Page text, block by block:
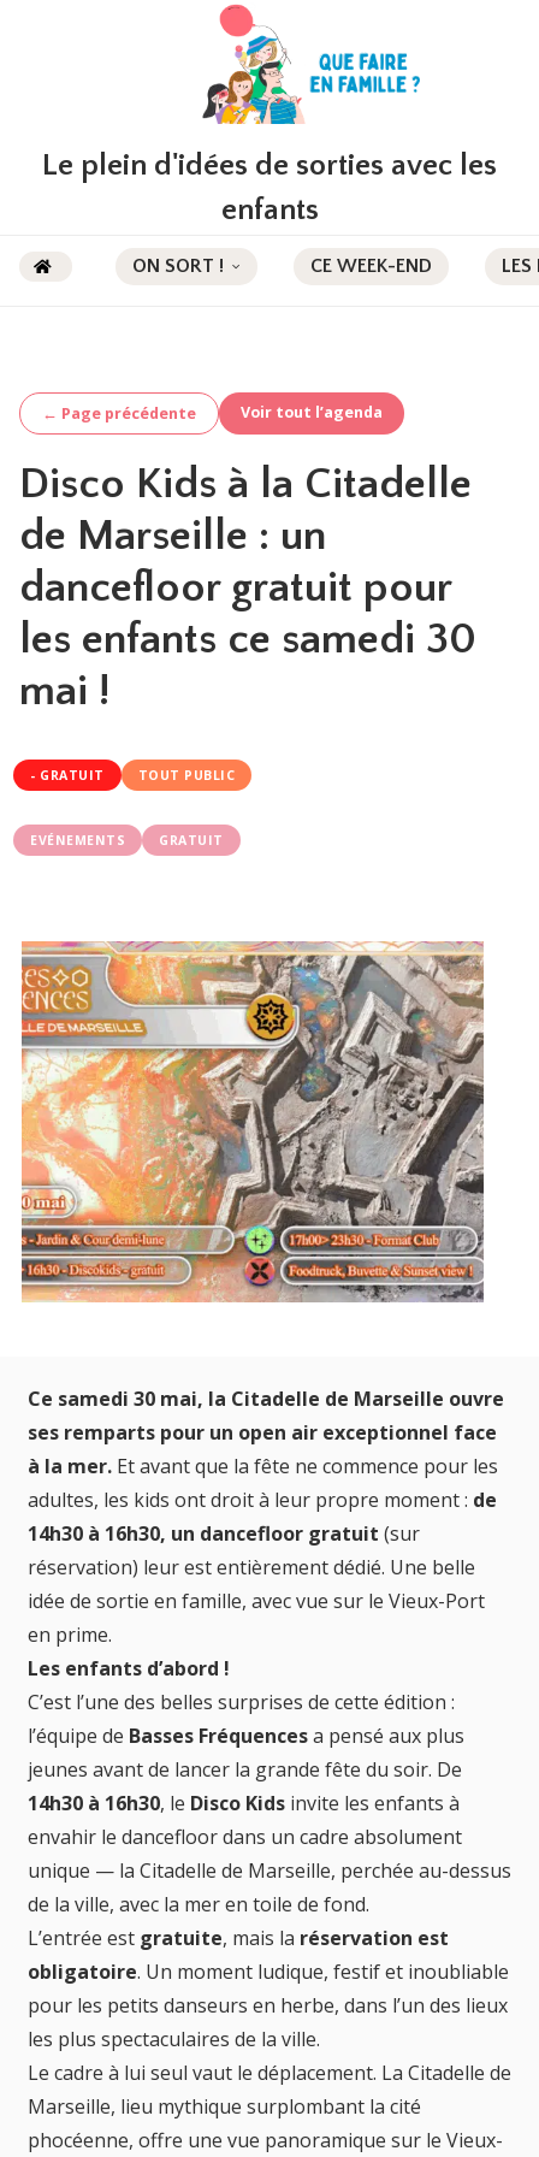
Le plein d'idées de sorties avec les
enfants
ON SORT ! CE WEEK-END LES
← Page précédente Voir tout l’agenda
Disco Kids à la Citadelle
de Marseille : un
dancefloor gratuit pour
les enfants ce samedi 30
mai !
- GRATUIT TOUT PUBLIC
EVÉNEMENTS GRATUIT
Ce samedi 30 mai, la Citadelle de Marseille ouvre
ses remparts pour un open air exceptionnel face
à la mer. Et avant que la fête ne commence pour les
adultes, les kids ont droit à leur propre moment : de
14h30 à 16h30, un dancefloor gratuit (sur
réservation) leur est entièrement dédié. Une belle
idée de sortie en famille, avec vue sur le Vieux-Port
en prime.
Les enfants d’abord !
C’est l’une des belles surprises de cette édition :
l’équipe de Basses Fréquencesa pensé aux plus
jeunes avant de lancer la grande fête du soir. De
14h30 à 16h30, le Disco Kids invite les enfants à
envahir le dancefloor dans un cadre absolument
unique — la Citadelle de Marseille, perchée au-dessus
de la ville, avec la mer en toile de fond.
L’entrée est gratuite, mais la réservation est
obligatoire. Un moment ludique, festif et inoubliable
pour les petits danseurs en herbe, dans l’un des lieux
les plus spectaculaires de la ville.
Le cadre à lui seul vaut le déplacement. La Citadelle de
Marseille, lieu mythique surplombant la cité
phocéenne, offre une vue panoramique sur le Vieux-